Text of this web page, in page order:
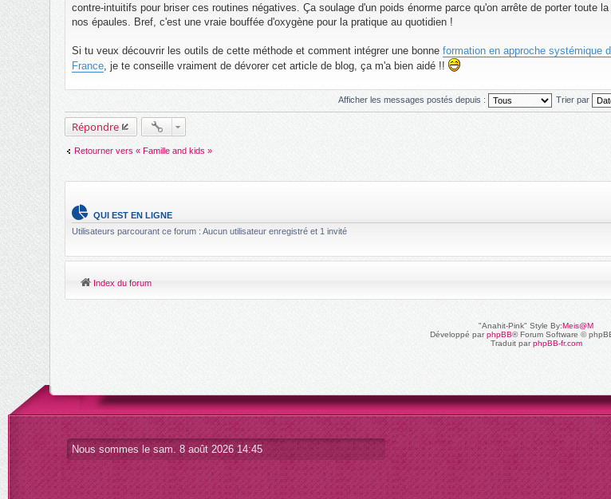
contre-intuitifs pour briser ces routines négatives. Ça soulage d'un poids énorme parce qu'on arrête de porter toute
nos épaules. Bref, c'est une vraie bouffée d'oxygène pour la pratique au quotidien !
Si tu veux découvrir les outils de cette méthode et comment intégrer une bonne formation en approche systémique
France, je te conseille vraiment de dévorer cet article de blog, ça m'a bien aidé !!
Afficher les messages postés depuis : Trier par
Répondre
Retourner vers « Famille and kids »
QUI EST EN LIGNE
Utilisateurs parcourant ce forum : Aucun utilisateur enregistré et 1 invité
Index du forum
"Anahit-Pink" Style By:Meis@M
Développé parphpBB® Forum Software ©
Traduit par phpBB-fr.com
Nous sommes le sam. 8 août 2026 14:45